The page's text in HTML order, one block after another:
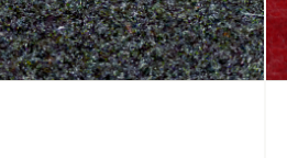
VARIANTES